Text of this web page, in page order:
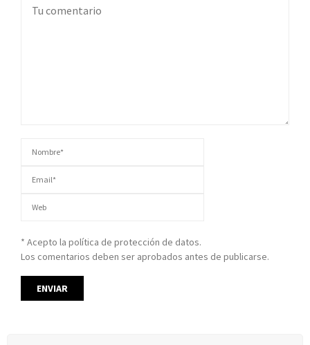
* Acepto la política de protección de datos.
Los comentarios deben ser aprobados antes de publicarse.